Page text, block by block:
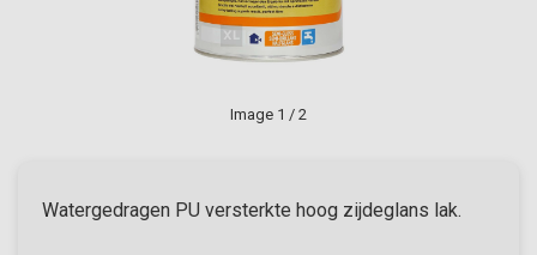
Image 1 / 2
Watergedragen PU versterkte hoog zijdeglans lak.